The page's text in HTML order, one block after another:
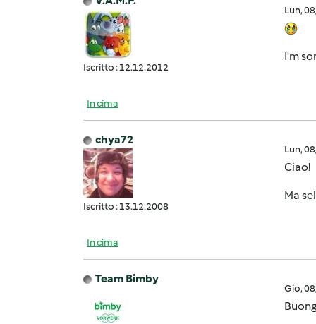
Iscritto : 12.12.2012
Lun,
I'm
In cima
chya72
Iscritto : 13.12.2008
Lun,
Ciao!
Ma
In cima
Team Bimby
Gio,